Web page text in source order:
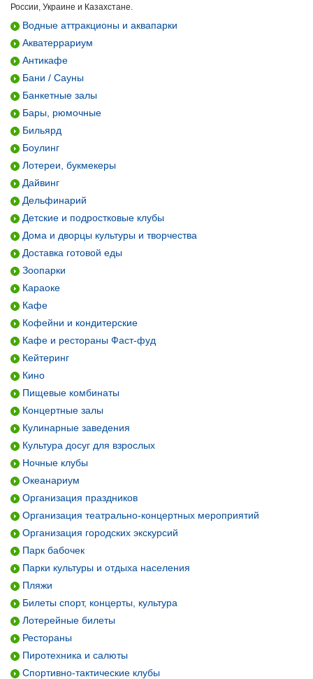
России, Украине и Казахстане.
Водные аттракционы и аквапарки
Акватеррариум
Антикафе
Бани / Сауны
Банкетные залы
Бары, рюмочные
Бильярд
Боулинг
Лотереи, букмекеры
Дайвинг
Дельфинарий
Детские и подростковые клубы
Дома и дворцы культуры и творчества
Доставка готовой еды
Зоопарки
Караоке
Кафе
Кофейни и кондитерские
Кафе и рестораны Фаст-фуд
Кейтеринг
Кино
Пищевые комбинаты
Концертные залы
Кулинарные заведения
Культура досуг для взрослых
Ночные клубы
Океанариум
Организация праздников
Организация театрально-концертных мероприятий
Организация городских экскурсий
Парк бабочек
Парки культуры и отдыха населения
Пляжи
Билеты спорт, концерты, культура
Лотерейные билеты
Рестораны
Пиротехника и салюты
Спортивно-тактические клубы